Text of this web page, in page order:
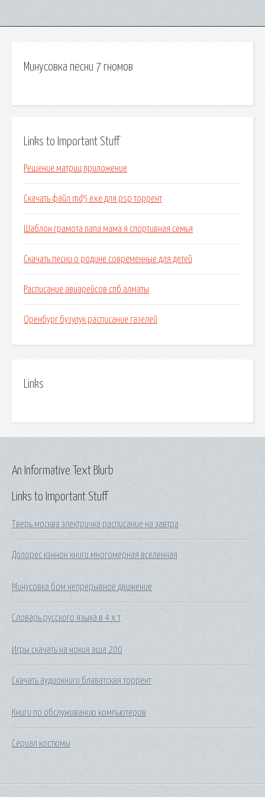
Минусовка песни 7 гномов
Links to Important Stuff
Решение матриц приложение
Скачать файл md5 exe для psp торрент
Шаблон грамота папа мама я спортивная семья
Скачать песни о родине современные для детей
Расписание авиарейсов спб алматы
Оренбург бузулук расписание газелей
Links
Links to Important Stuff
Тверь москва электричка расписание на завтра
Долорес кэннон книги многомерная вселенная
Минусовка бом непрерывное движение
Словарь русского языка в 4 х т
Игры скачать на нокия аша 200
Скачать аудиокниги блаватская торрент
Книги по обслуживанию компьютеров
Сериал костюмы
An Informative Text Blurb